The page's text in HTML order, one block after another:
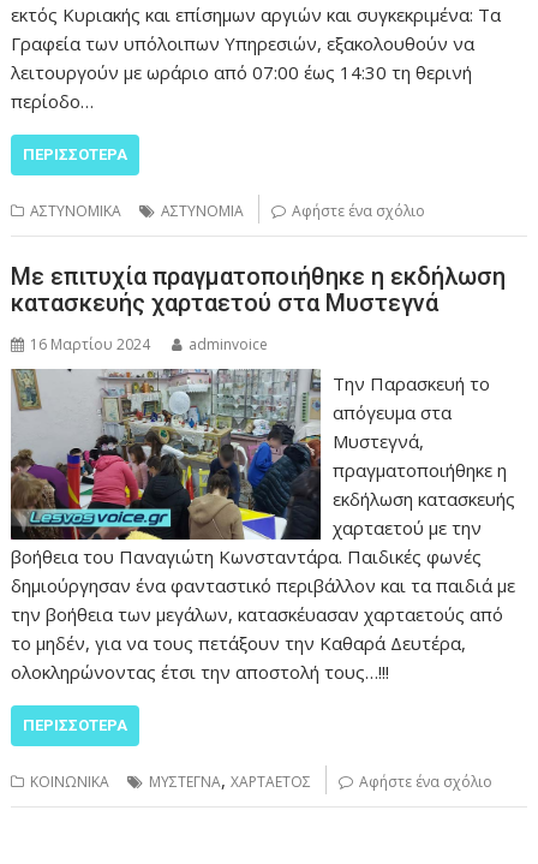
εκτός Κυριακής και επίσημων αργιών και συγκεκριμένα: Τα
Γραφεία των υπόλοιπων Υπηρεσιών, εξακολουθούν να
λειτουργούν με ωράριο από 07:00 έως 14:30 τη θερινή
περίοδο…
ΠΕΡΙΣΣΌΤΕΡΑ
ΑΣΤΥΝΟΜΙΚΑ ΑΣΤΥΝΟΜΙΑ Αφήστε ένα σχόλιο
Με επιτυχία πραγματοποιήθηκε η εκδήλωση
κατασκευής χαρταετού στα Μυστεγνά
16 Μαρτίου 2024 adminvoice
Την Παρασκευή το
απόγευμα στα
Μυστεγνά,
πραγματοποιήθηκε η
εκδήλωση κατασκευής
χαρταετού με την
βοήθεια του Παναγιώτη Κωνσταντάρα. Παιδικές φωνές
δημιούργησαν ένα φανταστικό περιβάλλον και τα παιδιά με
την βοήθεια των μεγάλων, κατασκέυασαν χαρταετούς από
το μηδέν, για να τους πετάξουν την Καθαρά Δευτέρα,
ολοκληρώνοντας έτσι την αποστολή τους…!!!
ΠΕΡΙΣΣΌΤΕΡΑ
ΚΟΙΝΩΝΙΚΑ ΜΥΣΤΕΓΝΑ,ΧΑΡΤΑΕΤΟΣ Αφήστε ένα σχόλιο